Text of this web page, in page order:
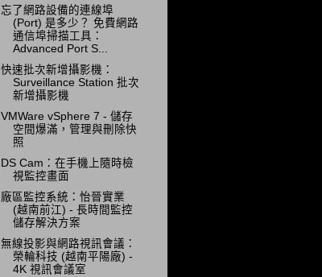
忘了網路設備的連線埠
(Port) 是多少？ 免費網路
通信埠掃描工具：
Advanced Port S...
快速批次新增攝影機：
Surveillance Station 批次
新增攝影機
VMWare vSphere 7 - 儲存
空間爆滿，管理與刪除快
照
DS Cam：在手機上隨時檢
視監控畫面
廠區監控系統：怡晉實業
(越南前江) - 長時間監控
儲存解決方案
無線投影與網路視訊會議：
榮輪科技 (越南平陽廠) -
4K 視訊會議室